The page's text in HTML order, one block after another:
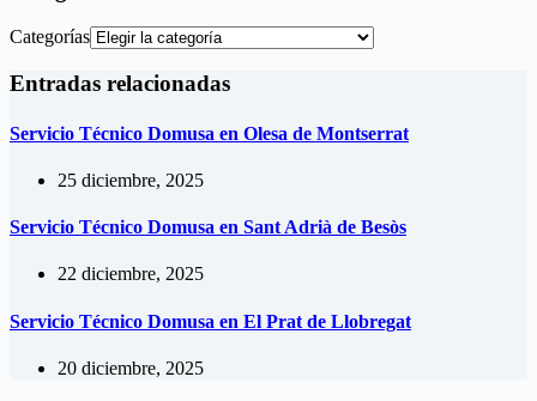
Categorías
Entradas relacionadas
Servicio Técnico Domusa en Olesa de Montserrat
25 diciembre, 2025
Servicio Técnico Domusa en Sant Adrià de Besòs
22 diciembre, 2025
Servicio Técnico Domusa en El Prat de Llobregat
20 diciembre, 2025